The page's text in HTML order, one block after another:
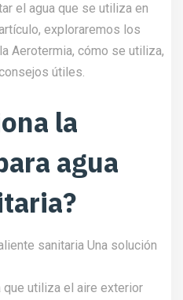
el agua que se utiliza en
exploraremos los
Aerotermia, cómo se utiliza,
útiles.
la
agua
utiliza el aire exterior